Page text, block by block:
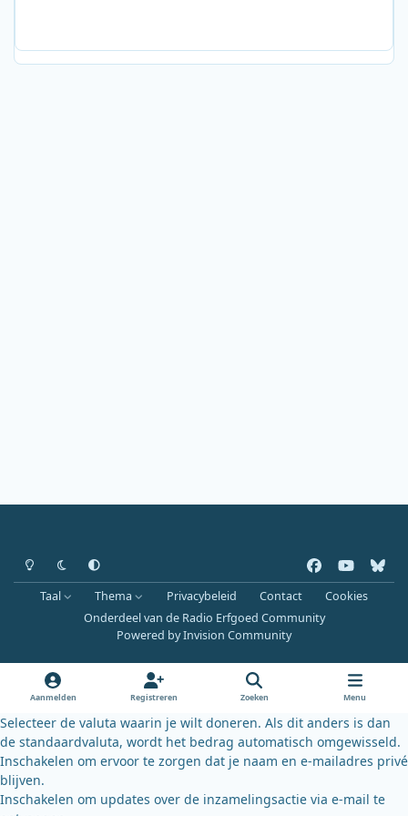
Heldere modus
Donkere modus
Systeemvoorkeur
a
c
e
o
k
o
u
b
b
l
u
k
y
Taal Thema Privacybeleid Contact
Cookies
Onderdeel van de Radio Erfgoed Community
Powered byInvision Community
Aanmelden Registreren Zoeken Menu
Selecteer de valuta waarin je wilt doneren. Als dit anders is dan
de standaardvaluta, wordt het bedrag automatisch omgewisseld.
Inschakelen om ervoor te zorgen dat je naam en e-mailadres privé
blijven.
Inschakelen om updates over de inzamelingsactie via e-mail te